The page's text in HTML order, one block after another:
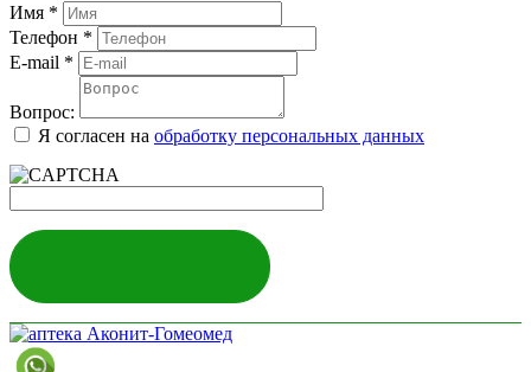
Имя *
Телефон *
E-mail *
Вопрос:
Я согласен на обработку персональных данных